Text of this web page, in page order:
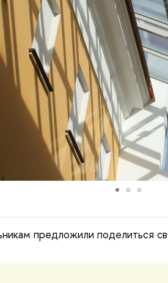
предложили поделиться